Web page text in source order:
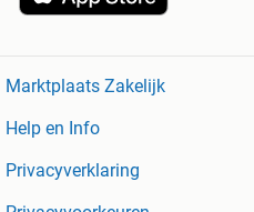
Marktplaats Zakelijk
Help en Info
Privacyverklaring